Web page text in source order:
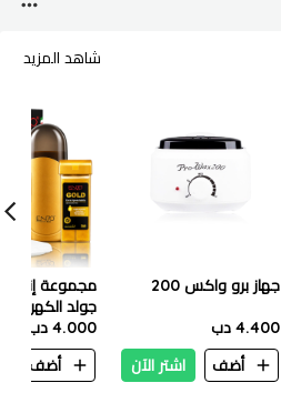
شاهد المزيد
جهاز برو واكس 200
4.400 دب
أضف
اشتر الآن
مجموعة إنزو
جولد
EN 1117G
4.000 دب
أضف